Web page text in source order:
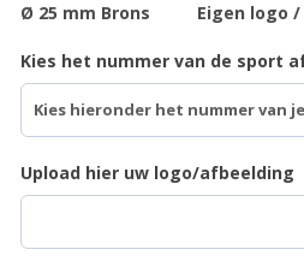
Ø 25 mm Brons Eigen logo
Kies het nummer van de sport
Upload hier uw logo/afbeelding